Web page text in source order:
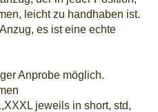
leicht zu handhaben ist.
es ist eine echte
Anprobe möglich.
jeweils in short, std,